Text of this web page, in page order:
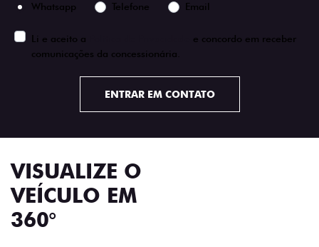
Whatsapp
Telefone Email
Li e aceito a
e concordo em receber
comunicações da concessionária.
ENTRAR EM CONTATO
VISUALIZE O
VEÍCULO EM
360°